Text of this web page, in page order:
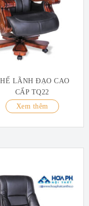
LÃNH ĐẠO CAO
CẤP TQ22
Xem thêm